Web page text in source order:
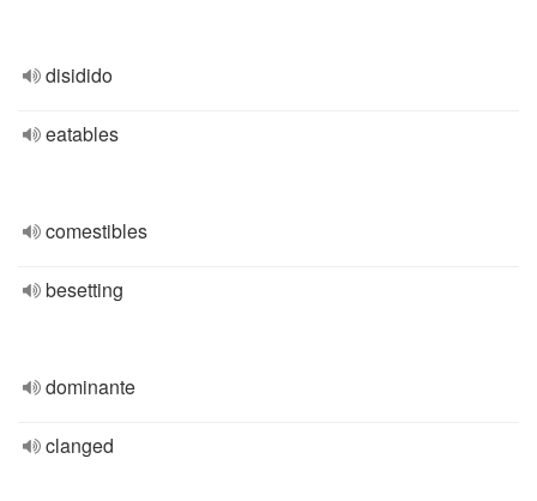
disidido
eatables
comestibles
besetting
dominante
clanged